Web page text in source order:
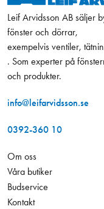
Leif Arvidsson AB säljer
fönster och dörrar,
exempelvis ventiler,
. Som experter på
och produkter.
info@leifarvidsson.se
0392-360 10
Om oss
Våra butiker
Budservice
Kontakt